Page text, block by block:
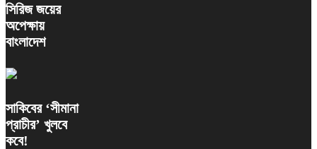
সিরিজ জয়ের
অপেক্ষায়
বাংলাদেশ
সাকিবের ‘সীমানা
প্রাচীর’ খুলবে
কবে!